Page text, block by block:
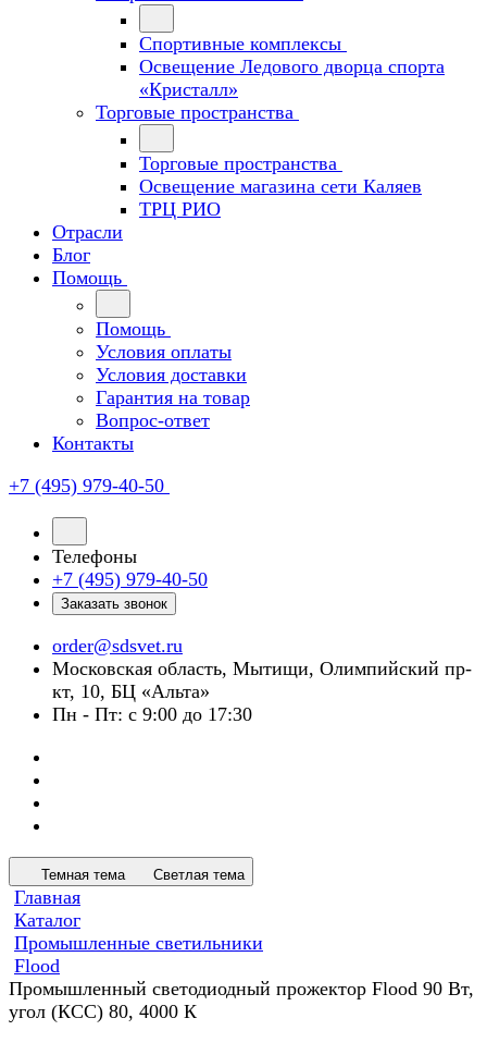
Спортивные комплексы
Освещение Ледового дворца спорта
«Кристалл»
Торговые пространства
Торговые пространства
Освещение магазина сети Каляев
ТРЦ РИО
Отрасли
Блог
Помощь
Помощь
Условия оплаты
Условия доставки
Гарантия на товар
Вопрос-ответ
Контакты
+7 (495) 979-40-50
Телефоны
+7 (495) 979-40-50
Заказать звонок
order@sdsvet.ru
Московская область, Мытищи, Олимпийский пр-
кт, 10, БЦ «Альта»
Пн - Пт: с 9:00 до 17:30
Темная тема Светлая тема
Главная
Каталог
Промышленные светильники
Flood
Промышленный светодиодный прожектор Flood 90 Вт,
угол (КСС) 80, 4000 К